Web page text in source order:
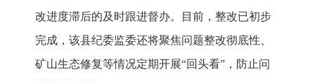
改进度滞后的及时跟进督办。目前，整改已初步
完成，该县纪委监委还将聚焦问题整改彻底性、
矿山生态修复等情况定期开展“回头看”，防止问